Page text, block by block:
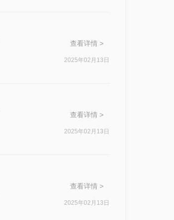
查看详情 >
2025年02月13日
查看详情 >
2025年02月13日
查看详情 >
2025年02月13日